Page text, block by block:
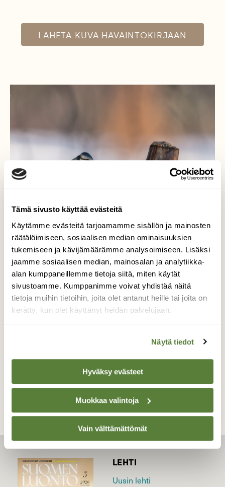
Tämä sivusto käyttää evästeitä
Käytämme evästeitä tarjoamamme sisällön ja mainosten
räätälöimiseen, sosiaalisen median ominaisuuksien
tukemiseen ja kävijämäärämme analysoimiseen. Lisäksi
jaamme sosiaalisen median, mainosalan ja analytiikka-
alan kumppaneillemme tietoja siitä, miten käytät
sivustoamme. Kumppanimme voivat yhdistää näitä
tietoja muihin tietoihin, joita olet antanut heille tai joita on
kerätty, kun olet käyttänyt heidän palvelujaan.
Näytä tiedot
Hyväksy evästeet
Muokkaa valintoja
Vain välttämättömät
LÄHETÄ KUVA HAVAINTOKIRJAAN
ruokkis
Sinitintin ruoka hetki
TAKAISIN LISTAAN
LEHTI
Uusin lehti